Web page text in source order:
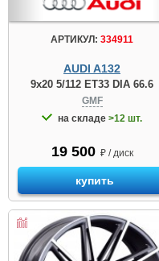
АРТИКУЛ: 334911
AUDI A132
9x20 5/112 ET33 DIA 66.6
GMF
на складе >12 шт.
19 500 ₽ / диск
купить